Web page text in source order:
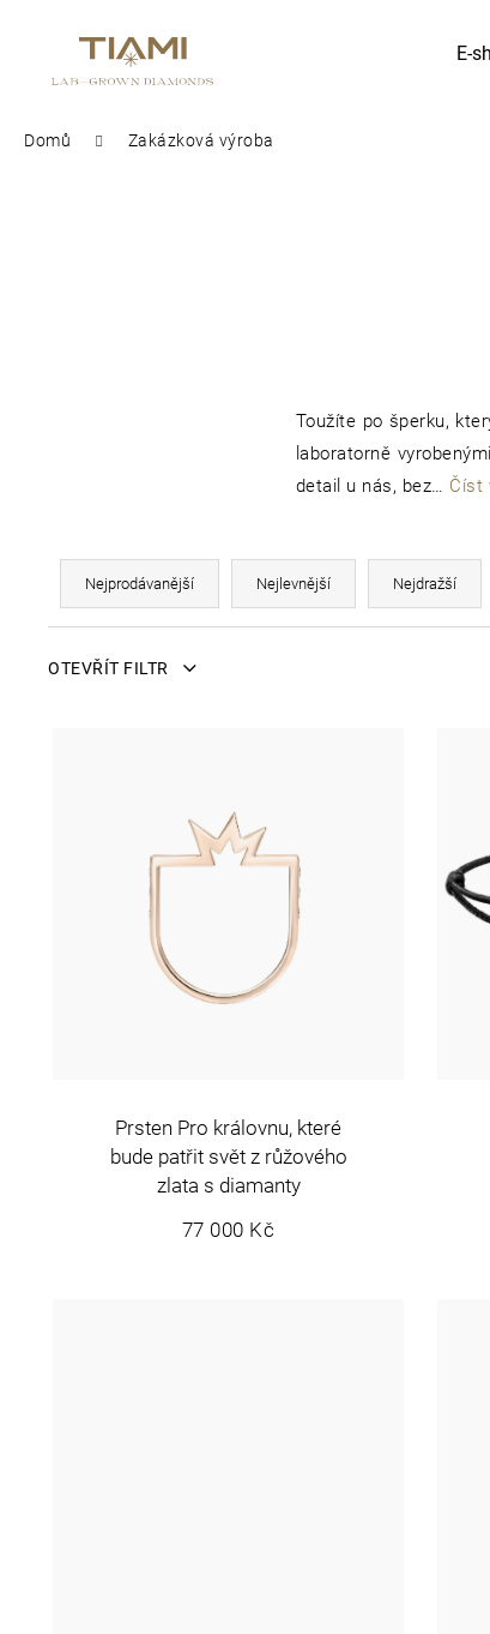
E-
Domů Zakázková výroba
Toužíte po šperku,
laboratorně
detail u nás, bez… Číst
a
Nejprodávanější Nejlevnější Nejdražší
OTEVŘÍT FILTR
V
Prsten Pro královnu, které
bude patřit svět z růžového
zlata s diamanty
77 000 Kč
Zpět
obchodu
Zpět
obchodu
Co potřebujete najít?